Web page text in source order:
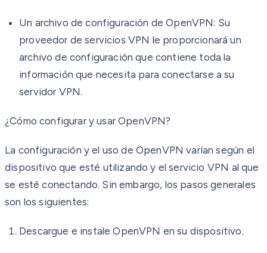
Un archivo de configuración de OpenVPN: Su
proveedor de servicios VPN le proporcionará un
archivo de configuración que contiene toda la
información que necesita para conectarse a su
servidor VPN.
¿Cómo configurar y usar OpenVPN?
La configuración y el uso de OpenVPN varían según el
dispositivo que esté utilizando y el servicio VPN al que
se esté conectando. Sin embargo, los pasos generales
son los siguientes:
Descargue e instale OpenVPN en su dispositivo.